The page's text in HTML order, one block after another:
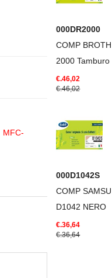
MFC-
000DR2000
COMP
2000 Tamburo
€.46,02
€.46,02
000D1042S
COMP
D1042 NERO
€.36,64
€.36,64